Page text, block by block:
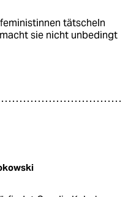
tätscheln
sie nicht unbedingt